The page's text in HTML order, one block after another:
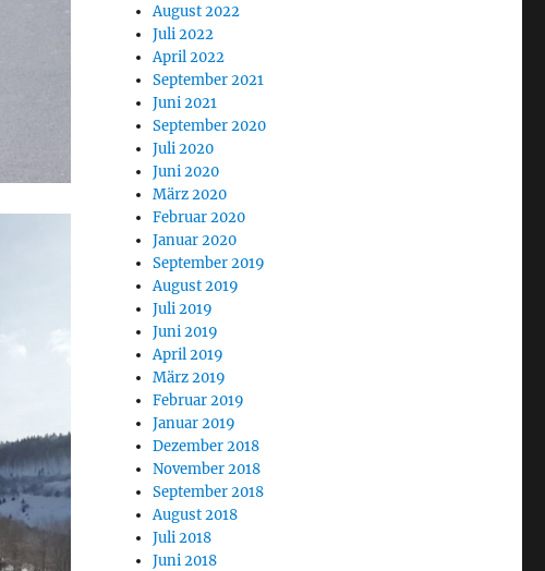
August 2022
Juli 2022
April 2022
September 2021
Juni 2021
September 2020
Juli 2020
Juni 2020
März 2020
Februar 2020
Januar 2020
September 2019
August 2019
Juli 2019
Juni 2019
April 2019
März 2019
Februar 2019
Januar 2019
Dezember 2018
November 2018
September 2018
August 2018
Juli 2018
Juni 2018